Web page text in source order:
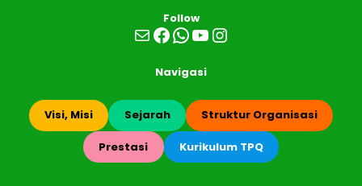
Follow
MailFacebook
WhatsApp
YouTube
Instagram
Navigasi
Visi, Misi Sejarah Struktur Organisasi
Prestasi Kurikulum TPQ